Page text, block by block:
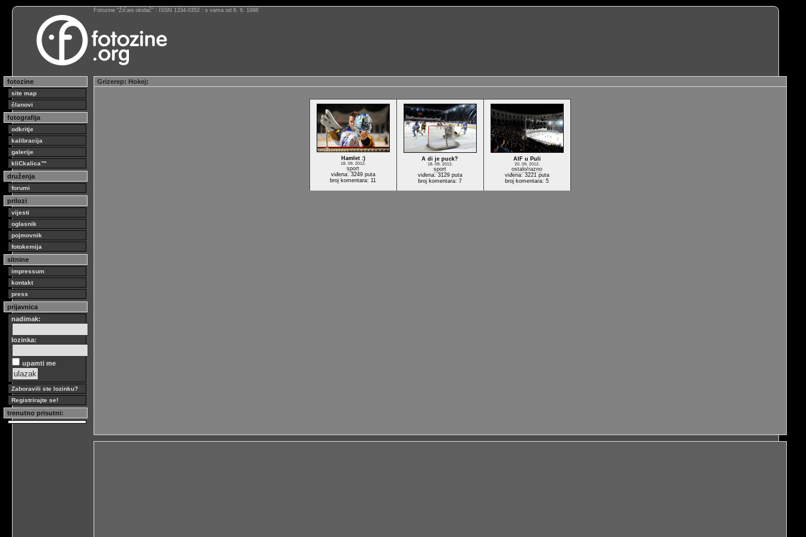
Fotozine “Žičani okidač” : ISSN 1334-0352 : s vama od 6. 6. 1998
fotozine
site map
članovi
fotografija
odkritje
kalibracija
galerije
kliCkalica™
druženja
forumi
prilozi
vijesti
oglasnik
pojmovnik
fotokemija
sitnine
impressum
kontakt
press
prijavnica
nadimak:
lozinka:
upamti me
Zaboravili ste lozinku?
Registrirajte se!
trenutno prisutni:
Grizerep: Hokej:
Hamlet :)
18. 09. 2012.
sport
viđena: 3249 puta
broj komentara: 11
A di je puck?
18. 09. 2012.
sport
viđena: 3129 puta
broj komentara: 7
AIF u Puli
20. 09. 2012.
ostalo/razno
viđena: 3221 puta
broj komentara: 5